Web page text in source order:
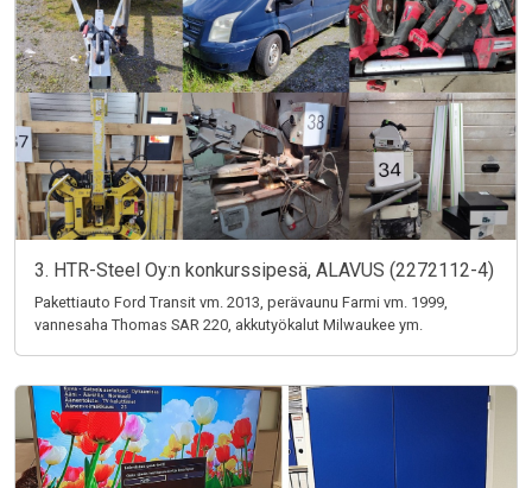
3. HTR-Steel Oy:n konkurssipesä, ALAVUS (2272112-4)
Pakettiauto Ford Transit vm. 2013, perävaunu Farmi vm. 1999,
vannesaha Thomas SAR 220, akkutyökalut Milwaukee ym.